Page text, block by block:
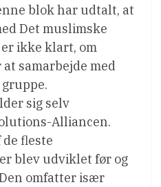
blok har udtalt, at
Det muslimske
ikke klart, om
samarbejde med
sig selv
Alliancen.
fleste
blev udviklet før og
omfatter især